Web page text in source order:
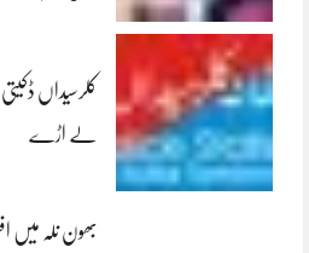
لے اڑے
بھون نلہ میں